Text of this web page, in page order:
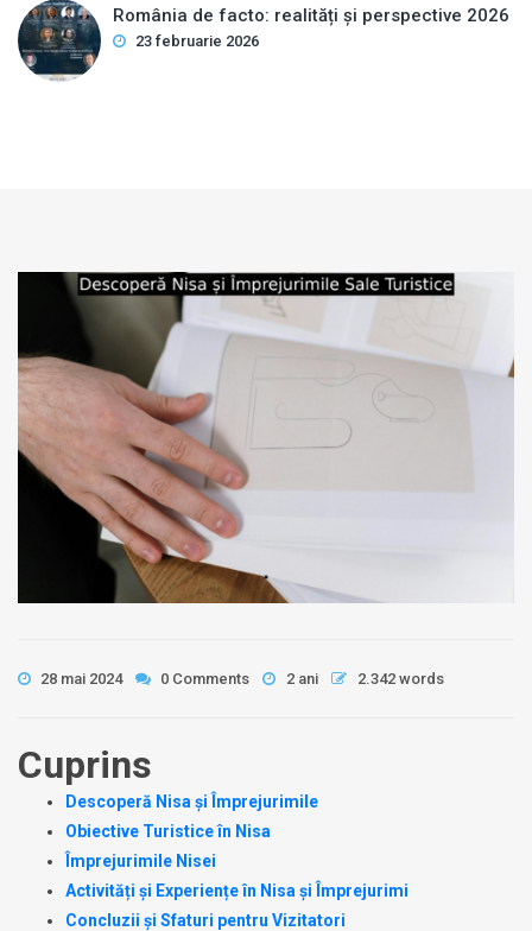
România de facto: realități și perspective 2026
23 februarie 2026
28 mai 2024 0 Comments 2 ani 2.342 words
Cuprins
Descoperă Nisa și Împrejurimile
Obiective Turistice în Nisa
Împrejurimile Nisei
Activități și Experiențe în Nisa și Împrejurimi
Concluzii și Sfaturi pentru Vizitatori